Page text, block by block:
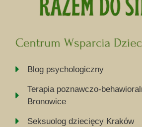
Blog psychologiczny
Terapia poznawczo-
Bronowice
Seksuolog dziecięcy Kraków